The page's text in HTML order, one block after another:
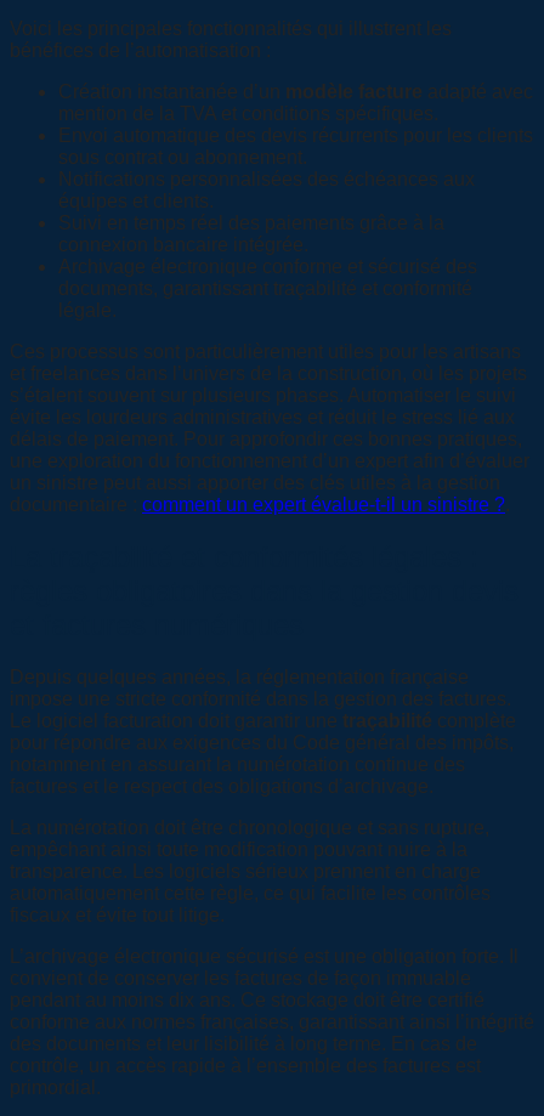
Voici les principales fonctionnalités qui illustrent les
bénéfices de l’automatisation :
Création instantanée d’un modèle facture adapté avec
mention de la TVA et conditions spécifiques.
Envoi automatique des devis récurrents pour les clients
sous contrat ou abonnement.
Notifications personnalisées des échéances aux
équipes et clients.
Suivi en temps réel des paiements grâce à la
connexion bancaire intégrée.
Archivage électronique conforme et sécurisé des
documents, garantissant traçabilité et conformité
légale.
Ces processus sont particulièrement utiles pour les artisans
et freelances dans l’univers de la construction, où les projets
s’étalent souvent sur plusieurs phases. Automatiser le suivi
évite les lourdeurs administratives et réduit le stress lié aux
délais de paiement. Pour approfondir ces bonnes pratiques,
une exploration du fonctionnement d’un expert afin d’évaluer
un sinistre peut aussi apporter des clés utiles à la gestion
documentaire : comment un expert évalue-t-il un sinistre ?.
Depuis quelques années, la réglementation française
impose une stricte conformité dans la gestion des factures.
Le logiciel facturation doit garantir une traçabilité complète
pour répondre aux exigences du Code général des impôts,
notamment en assurant la numérotation continue des
factures et le respect des obligations d’archivage.
La numérotation doit être chronologique et sans rupture,
empêchant ainsi toute modification pouvant nuire à la
transparence. Les logiciels sérieux prennent en charge
automatiquement cette règle, ce qui facilite les contrôles
fiscaux et évite tout litige.
L’archivage électronique sécurisé est une obligation forte. Il
convient de conserver les factures de façon immuable
pendant au moins dix ans. Ce stockage doit être certifié
conforme aux normes françaises, garantissant ainsi l’intégrité
des documents et leur lisibilité à long terme. En cas de
contrôle, un accès rapide à l’ensemble des factures est
primordial.